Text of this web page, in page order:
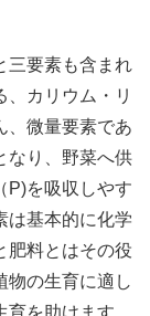
三要素も含まれ
、カリウム・リ
、微量要素であ
なり、野菜へ供
P)を吸収しやす
は基本的に化学
肥料とはその役
物の生育に適し